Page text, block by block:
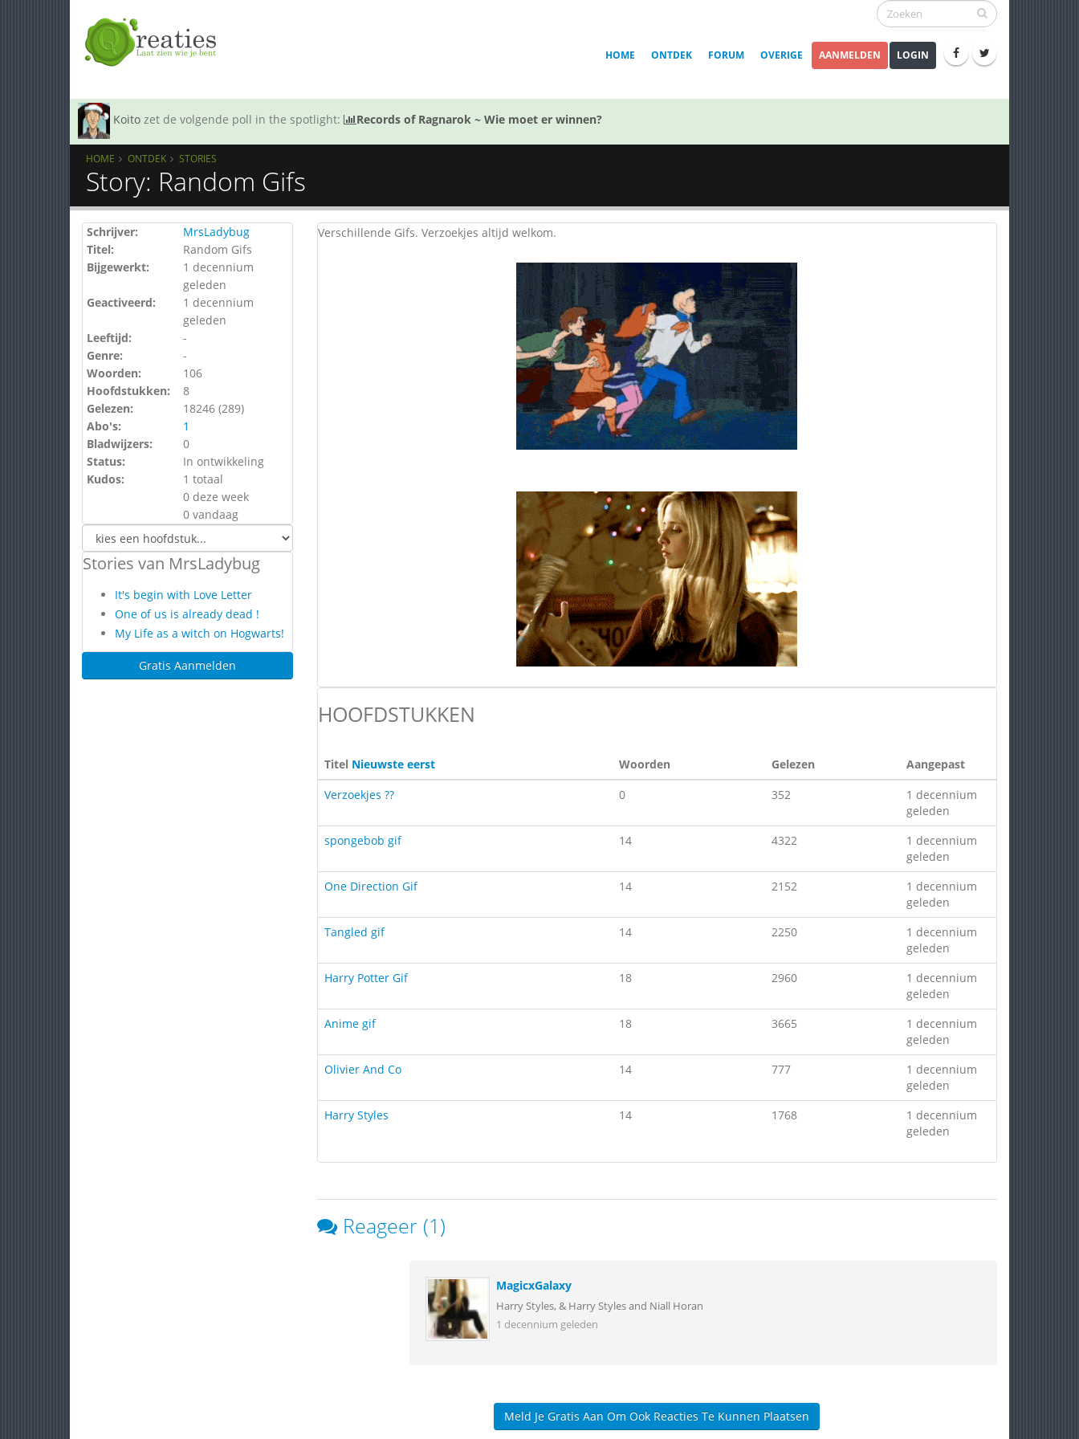
HOME ONTDEK FORUM OVERIGE AANMELDEN LOGIN
Koito zet de volgende poll in the spotlight: Records of Ragnarok ~ Wie moet er winnen?
HOME ONTDEK STORIES
Story: Random Gifs
Schrijver:
MrsLadybug
Titel:
Random Gifs
Bijgewerkt:
1 decennium
geleden
Geactiveerd:
1 decennium
geleden
Leeftijd:
-
Genre:
-
Woorden:
106
Hoofdstukken:
8
Gelezen:
18246 (289)
Abo's:
1
Bladwijzers:
0
Status:
In ontwikkeling
Kudos:
1 totaal
0 deze week
0 vandaag
Stories van MrsLadybug
It's begin with Love Letter
One of us is already dead !
My Life as a witch on Hogwarts!
Gratis Aanmelden
Verschillende Gifs. Verzoekjes altijd welkom.
HOOFDSTUKKEN
Titel Nieuwste eerst Woorden Gelezen
Aangepast
Verzoekjes ??
0 352
1 decennium
geleden
spongebob gif
14 4322
1 decennium
geleden
One Direction Gif
14 2152
1 decennium
geleden
Tangled gif
14 2250
1 decennium
geleden
Harry Potter Gif
18 2960
1 decennium
geleden
Anime gif
18 3665
1 decennium
geleden
Olivier And Co
14 777
1 decennium
geleden
Harry Styles
14 1768
1 decennium
geleden
Reageer (1)
MagicxGalaxy
Harry Styles, & Harry Styles and Niall Horan
1 decennium geleden
Meld Je Gratis Aan Om Ook Reacties Te Kunnen Plaatsen